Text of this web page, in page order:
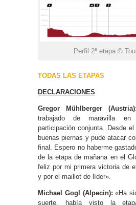
Perfil 2ª etapa ©
TODAS LAS ETAPAS
DECLARACIONES
Gregor Mühlberger (Austria):
trabajado de maravilla en
participación conjunta. Desde
buenas piernas y pude atacar
final. Espero no haberme
de la etapa de mañana en el
feliz por mi primera victoria de
y por el maillot de líder».
Michael Gogl (Alpecin): «Ha
suerte, había visto la